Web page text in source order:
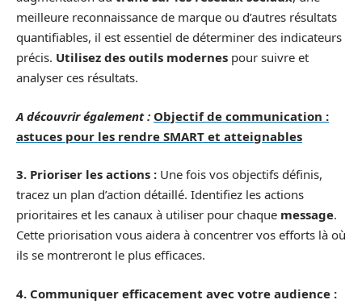
meilleure reconnaissance de marque ou d’autres résultats
quantifiables, il est essentiel de déterminer des indicateurs
précis. Utilisez des outils modernes pour suivre et
analyser ces résultats.
A découvrir également : Objectif de communication :
astuces pour les rendre SMART et atteignables
3. Prioriser les actions : Une fois vos objectifs définis,
tracez un plan d’action détaillé. Identifiez les actions
prioritaires et les canaux à utiliser pour chaque message.
Cette priorisation vous aidera à concentrer vos efforts là où
ils se montreront le plus efficaces.
4. Communiquer efficacement avec votre audience :